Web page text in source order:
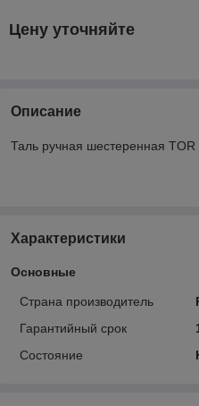
Цену уточняйте
Описание
Таль ручная шестеренная
Характеристики
Основные
Страна производитель
Гарантийный срок
Состояние